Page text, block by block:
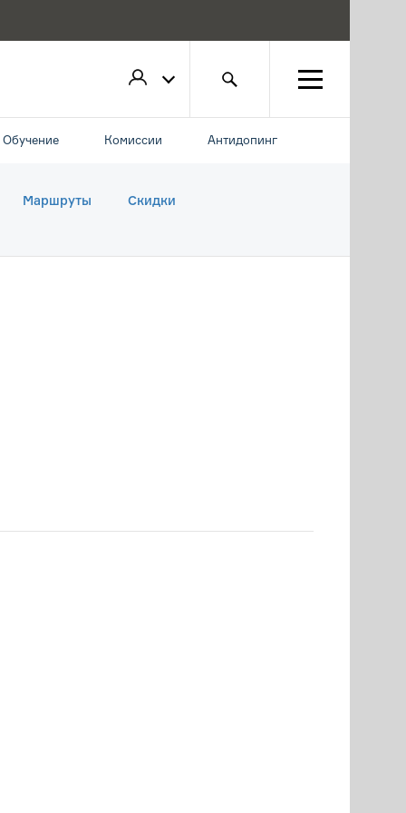
Обучение Комиссии Антидопинг
Маршруты Скидки